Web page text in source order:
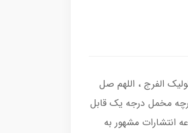
الفرج ، اللهم صل
مخمل درجه یک قابل
انتشارات مشهور به